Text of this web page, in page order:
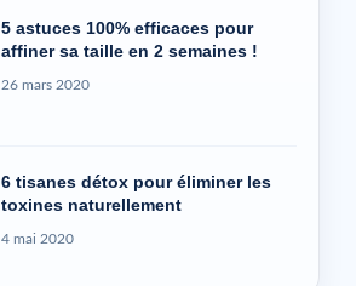
5 astuces 100% efficaces pour
affiner sa taille en 2 semaines !
26 mars 2020
6 tisanes détox pour éliminer les
toxines naturellement
4 mai 2020